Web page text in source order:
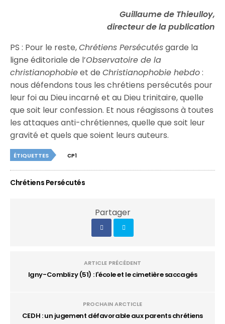
Guillaume de Thieulloy,
directeur de la publication
PS : Pour le reste,Chrétiens Persécutésgarde la
ligne éditoriale de l’Observatoire de la
christianophobieet deChristianophobie hebdo:
nous défendons tous les chrétiens persécutés pour
leur foi au Dieu incarné et au Dieu trinitaire, quelle
que soit leur confession. Et nous réagissons à toutes
les attaques anti-chrétiennes, quelle que soit leur
gravité et quels que soient leurs auteurs.
ÉTIQUETTES CP1
Chrétiens Persécutés
Partager
ARTICLE PRÉCÉDENT
Igny-Comblizy (51) : l'école et le cimetière saccagés
PROCHAIN ARCTICLE
CEDH : un jugement défavorable aux parents chrétiens